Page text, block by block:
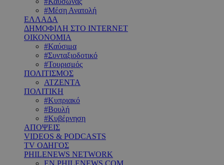
#Μέση Ανατολή
ΕΛΛΑΔΑ
ΔΗΜΟΦΙΛΗ ΣΤΟ INTERNET
ΟΙΚΟΝΟΜΙΑ
#Καύσιμα
#Συνταξιοδοτικό
#Τουρισμός
ΠΟΛΙΤΙΣΜΟΣ
ΑΤΖΕΝΤΑ
ΠΟΛΙΤΙΚΗ
#Κυπριακό
#Βουλή
#Κυβέρνηση
ΑΠΟΨΕΙΣ
VIDEOS & PODCASTS
TV ΟΔΗΓΟΣ
PHILENEWS NETWORK